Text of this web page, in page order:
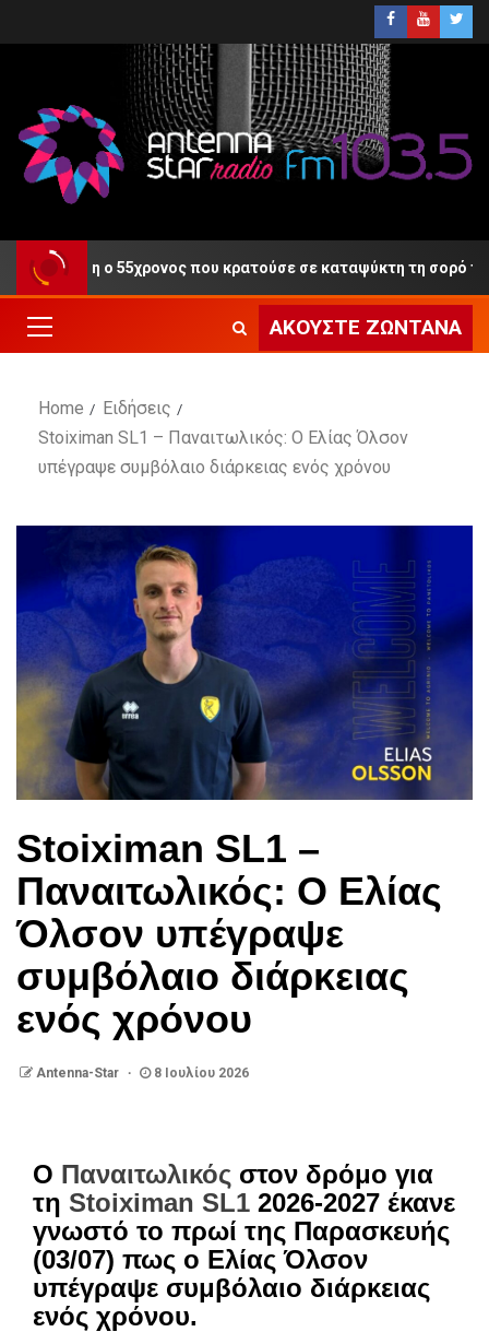
Δίκη ο 55χρονος που κρατούσε σε καταψύκτη τη σορό του
ΑΚΟΎΣΤΕ ΖΩΝΤΑΝΆ
Home
Ειδήσεις
Stoiximan SL1 – Παναιτωλικός: Ο Ελίας Όλσον
υπέγραψε συμβόλαιο διάρκειας ενός χρόνου
Stoiximan SL1 –
Παναιτωλικός: Ο Ελίας
Όλσον υπέγραψε
συμβόλαιο διάρκειας
ενός χρόνου
Antenna-Star 8 Ιουλίου 2026
Ο Παναιτωλικός στον δρόμο για
τη Stoiximan SL1 2026-2027 έκανε
γνωστό το πρωί της Παρασκευής
(03/07) πως ο Ελίας Όλσον
υπέγραψε συμβόλαιο διάρκειας
ενός χρόνου.